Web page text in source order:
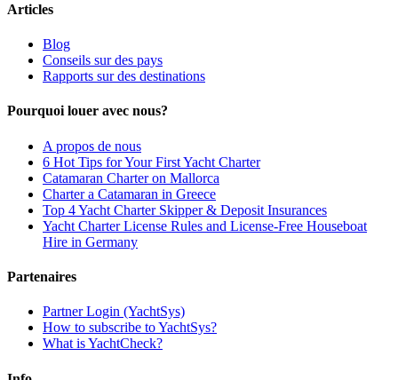
Articles
Blog
Conseils sur des pays
Rapports sur des destinations
Pourquoi louer avec nous?
A propos de nous
6 Hot Tips for Your First Yacht Charter
Catamaran Charter on Mallorca
Charter a Catamaran in Greece
Top 4 Yacht Charter Skipper & Deposit Insurances
Yacht Charter License Rules and License-Free Houseboat
Hire in Germany
Partenaires
Partner Login (YachtSys)
How to subscribe to YachtSys?
What is YachtCheck?